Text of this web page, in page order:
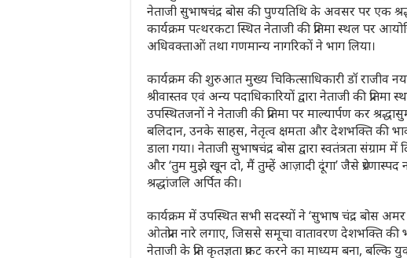
नेताजी सुभाषचंद्र बोस की पुण्यतिथि के अवसर पर एक
कार्यक्रम पत्थरकटा स्थित नेताजी की प्रतिमा स्थल पर
अधिवक्ताओं तथा गणमान्य नागरिकों ने भाग लिया।
कार्यक्रम की शुरुआत मुख्य चिकित्साधिकारी डॉ राजीव
श्रीवास्तव एवं अन्य पदाधिकारियों द्वारा नेताजी की
उपस्थितजनों ने नेताजी की प्रतिमा पर माल्यार्पण कर
बलिदान, उनके साहस, नेतृत्व क्षमता और देशभक्ति की
डाला गया। नेताजी सुभाषचंद्र बोस द्वारा स्वतंत्रता
और ‘तुम मुझे खून दो, मैं तुम्हें आज़ादी दूंगा’ जैसे प्रेरणास्पद
श्रद्धांजलि अर्पित की।
कार्यक्रम में उपस्थित सभी सदस्यों ने ‘सुभाष चंद्र बोस अमर
ओतप्रोत नारे लगाए, जिससे समूचा वातावरण देशभक्ति
नेताजी के प्रति कृतज्ञता प्रकट करने का माध्यम बना,